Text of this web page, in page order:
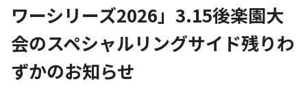
ワーシリーズ2026」3.15後楽園大
会のスペシャルリングサイド残りわ
ずかのお知らせ